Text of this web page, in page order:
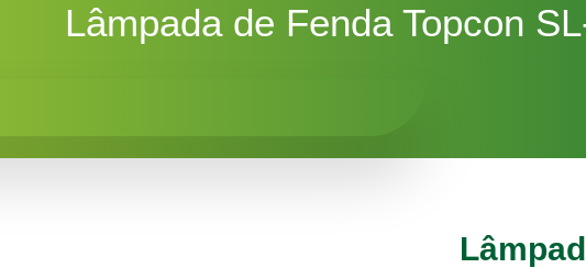
Lâmpada de Fenda Topcon